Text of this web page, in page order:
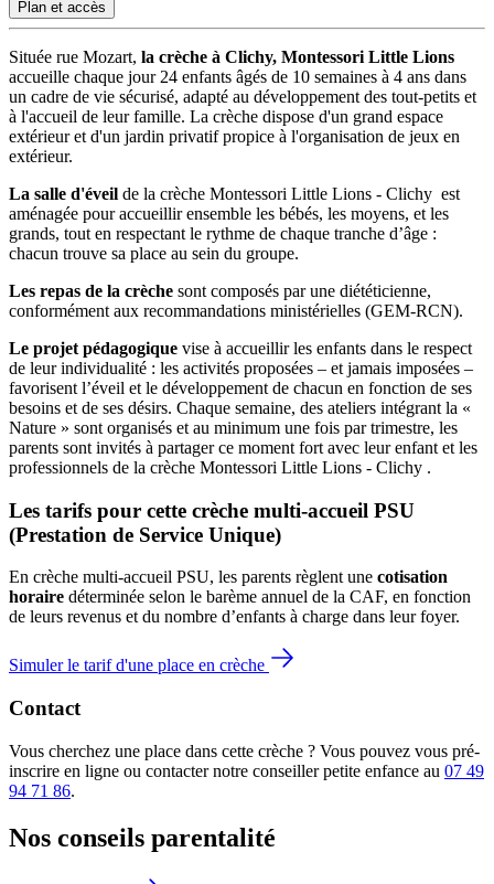
Plan et accès
Située rue Mozart, la crèche à Clichy, Montessori Little Lions
accueille chaque jour 24 enfants âgés de 10 semaines à 4 ans dans
un cadre de vie sécurisé, adapté au développement des tout-petits et
à l'accueil de leur famille. La crèche dispose d'un grand espace
extérieur et d'un jardin privatif propice à l'organisation de jeux en
extérieur.
La salle d'éveil de la crèche Montessori Little Lions - Clichy est
aménagée pour accueillir ensemble les bébés, les moyens, et les
grands, tout en respectant le rythme de chaque tranche d’âge :
chacun trouve sa place au sein du groupe.
Les repas de la crèche sont composés par une diététicienne,
conformément aux recommandations ministérielles (GEM-RCN).
Le projet pédagogique vise à accueillir les enfants dans le respect
de leur individualité : les activités proposées – et jamais imposées –
favorisent l’éveil et le développement de chacun en fonction de ses
besoins et de ses désirs. Chaque semaine, des ateliers intégrant la «
Nature » sont organisés et au minimum une fois par trimestre, les
parents sont invités à partager ce moment fort avec leur enfant et les
professionnels de la crèche Montessori Little Lions - Clichy .
Les tarifs pour cette crèche multi-accueil PSU
(Prestation de Service Unique)
En crèche multi-accueil PSU, les parents règlent une cotisation
horaire déterminée selon le barème annuel de la CAF, en fonction
de leurs revenus et du nombre d’enfants à charge dans leur foyer.
Simuler le tarif d'une place en crèche
Contact
Vous cherchez une place dans cette crèche ? Vous pouvez vous pré-
inscrire en ligne ou contacter notre conseiller petite enfance au 07 49
94 71 86.
Nos conseils parentalité